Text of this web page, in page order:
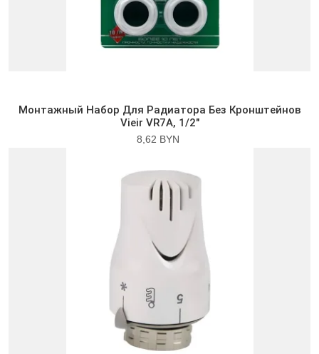
Монтажный Набор Для Радиатора Без Кронштейнов
Vieir VR7A, 1/2″
8,62 BYN